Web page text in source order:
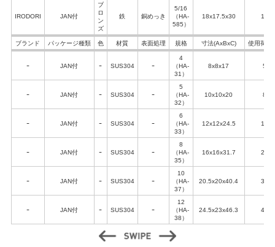
IRODORI JAN付
ブ
ロ
ン
ズ
鉄 銅めっき
5/16
（HA-
585）
18x17.5x30 120
ブランド パッケージ種類 色 材質 表面処理 規格 寸法(AxBxC) 使用荷重
ｰ JAN付 ｰ SUS304 ｰ
4
（HA-
31）
8x8x17 50
ｰ JAN付 ｰ SUS304 ｰ
5
（HA-
32）
10x10x20 80
ｰ JAN付 ｰ SUS304 ｰ
6
（HA-
33）
12x12x24.5 150
ｰ JAN付 ｰ SUS304 ｰ
8
（HA-
35）
16x16x31.7 230
ｰ JAN付 ｰ SUS304 ｰ
10
（HA-
37）
20.5x20x40.4 360
ｰ JAN付 ｰ SUS304 ｰ
12
（HA-
38）
24.5x23x46.3 430